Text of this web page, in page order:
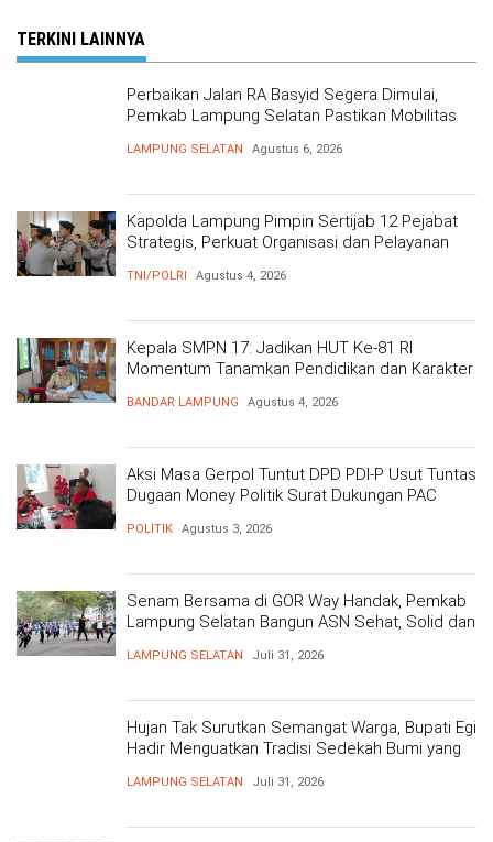
TERKINI LAINNYA
Perbaikan Jalan RA Basyid Segera Dimulai,
Pemkab Lampung Selatan Pastikan Mobilitas
LAMPUNG SELATAN Agustus 6, 2026
Kapolda Lampung Pimpin Sertijab 12 Pejabat
Strategis, Perkuat Organisasi dan Pelayanan
TNI/POLRI Agustus 4, 2026
Kepala SMPN 17: Jadikan HUT Ke-81 RI
Momentum Tanamkan Pendidikan dan Karakter
BANDAR LAMPUNG Agustus 4, 2026
Aksi Masa Gerpol Tuntut DPD PDI-P Usut Tuntas
Dugaan Money Politik Surat Dukungan PAC
POLITIK Agustus 3, 2026
Senam Bersama di GOR Way Handak, Pemkab
Lampung Selatan Bangun ASN Sehat, Solid dan
LAMPUNG SELATAN Juli 31, 2026
Hujan Tak Surutkan Semangat Warga, Bupati Egi
Hadir Menguatkan Tradisi Sedekah Bumi yang
LAMPUNG SELATAN Juli 31, 2026